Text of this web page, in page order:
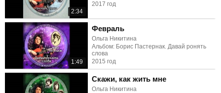
2:34
2017 год
1:49
Февраль
Ольга Никитина
Альбом: Борис Пастернак. Давай ронять
слова
2015 год
Скажи, как жить мне
Ольга Никитина